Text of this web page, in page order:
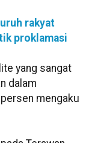
rakyat
proklamasi
yang sangat
dalam
mengaku